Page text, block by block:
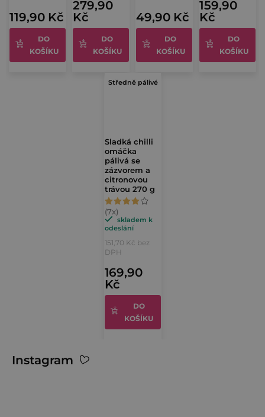
5,0
z
hvězdiček.
119,90 Kč
DO
KOŠÍKU
279,90
Kč
DO
KOŠÍKU
5,0
z
hvězdiček.
49,90 Kč
DO
KOŠÍKU
z
5
hvězdiček.
159,90
Kč
DO
KOŠÍKU
Středně pálivé
Sladká chilli
omáčka
pálivá se
zázvorem a
citronovou
trávou 270 g
Průměrné
hodnocení
je
4,1
z
5
hvězdiček.
odeslání
151,70 Kč bez
DPH
169,90
Kč
DO
KOŠÍKU
Instagram